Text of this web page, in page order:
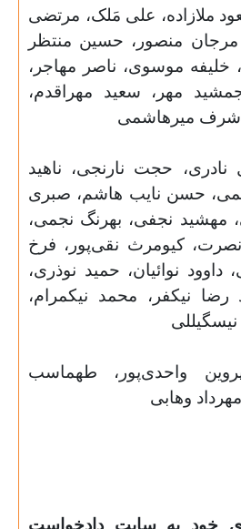
ملازاده، علی مَلک، مرتضی
مرجان منصور، حسین منتظر
خلیفه موسوی، ناصر مهاجر،
مهر، سعید مهراقدم،
اشرف میرهاشمی
حجت نارنجی، ناهید
حسن نایب هاشم، صبری
مهشید نجفی، بهرنگ نجمی،
کیومرث نقی‌پور، فرخ
داوود نوائیان، حمید نوذری،
رضا نیکفر، محمد نیکمرام،
واحدی‌پور، طهماسب
وهابی
خود به سایت دادخواست